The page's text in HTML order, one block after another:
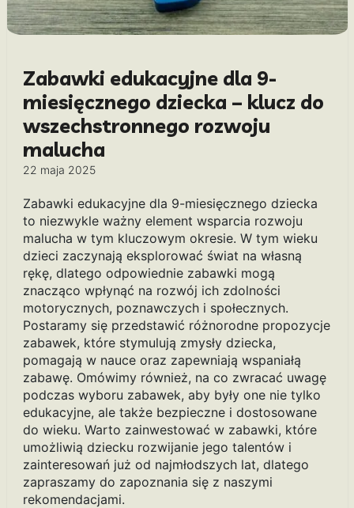
Zabawki edukacyjne dla 9-
miesięcznego dziecka – klucz do
wszechstronnego rozwoju
malucha
22 maja 2025
Zabawki edukacyjne dla 9-miesięcznego dziecka
to niezwykle ważny element wsparcia rozwoju
malucha w tym kluczowym okresie. W tym wieku
dzieci zaczynają eksplorować świat na własną
rękę, dlatego odpowiednie zabawki mogą
znacząco wpłynąć na rozwój ich zdolności
motorycznych, poznawczych i społecznych.
Postaramy się przedstawić różnorodne propozycje
zabawek, które stymulują zmysły dziecka,
pomagają w nauce oraz zapewniają wspaniałą
zabawę. Omówimy również, na co zwracać uwagę
podczas wyboru zabawek, aby były one nie tylko
edukacyjne, ale także bezpieczne i dostosowane
do wieku. Warto zainwestować w zabawki, które
umożliwią dziecku rozwijanie jego talentów i
zainteresowań już od najmłodszych lat, dlatego
zapraszamy do zapoznania się z naszymi
rekomendacjami.